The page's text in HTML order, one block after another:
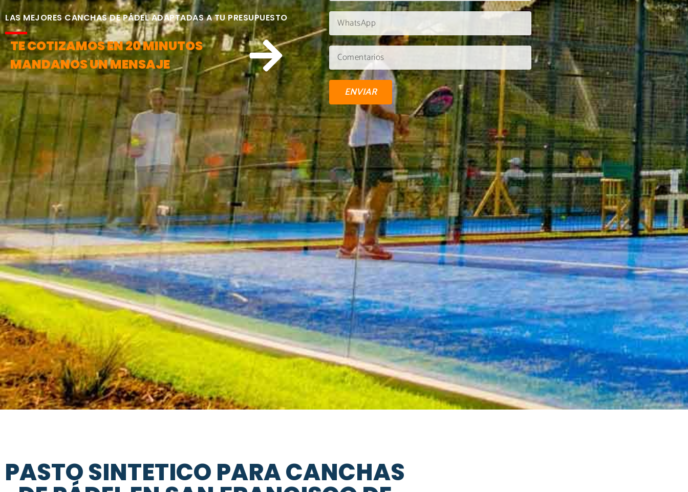
LAS MEJORES CANCHAS DE PÁDEL ADAPTADAS A TU PRESUPUESTO
TE COTIZAMOS EN 20 MINUTOS
MANDANOS UN MENSAJE
ENVIAR
PASTO SINTETICO PARA CANCHAS